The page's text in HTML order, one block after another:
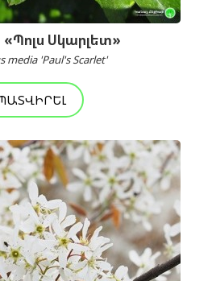
«Պոլս Սկարլետ»
media 'Paul's Scarlet'